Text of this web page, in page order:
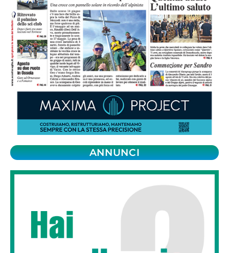
ANNUNCI